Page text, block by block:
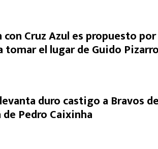
con Cruz Azul es propuesto
tomar el lugar de Guido
duro castigo a Bravos
Pedro Caixinha